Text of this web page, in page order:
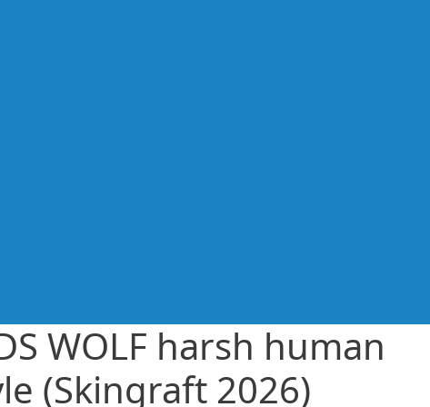
WOLF harsh human
(Skingraft 2026)